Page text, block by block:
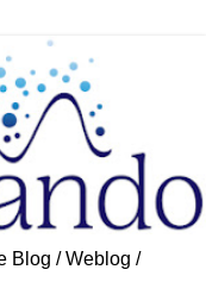
Blog / Weblog /